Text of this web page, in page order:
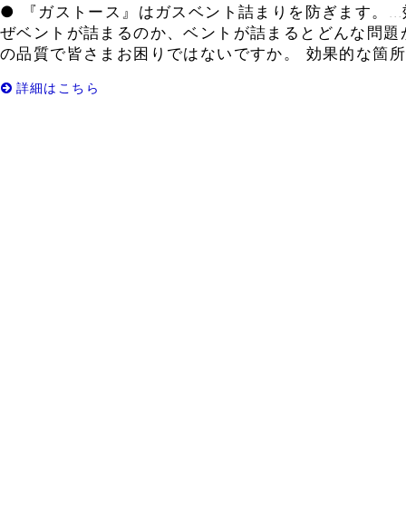
● 『ガストース』はガスベント詰まりを防ぎます。
ぜベントが詰まるのか、ベントが詰まるとどんな問
の品質で皆さまお困りではないですか。 効果的な箇
詳細はこちら